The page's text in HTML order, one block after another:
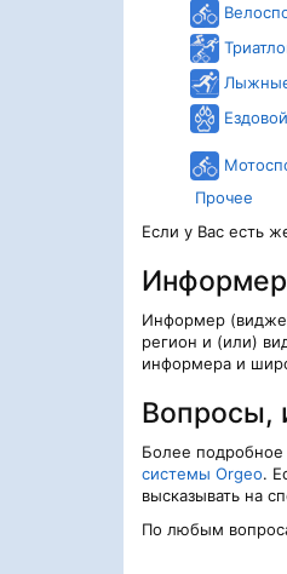
Прочее
Если у Вас есть
Информер
регион и (или)
информера и
Вопросы,
Более
системы Orgeo.
высказывать на
По любым